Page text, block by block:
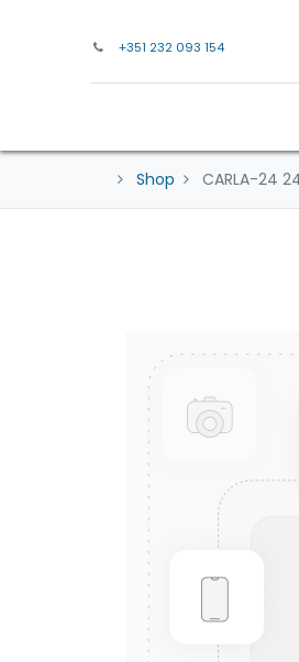
+351 232 093 154
Shop CARLA-24